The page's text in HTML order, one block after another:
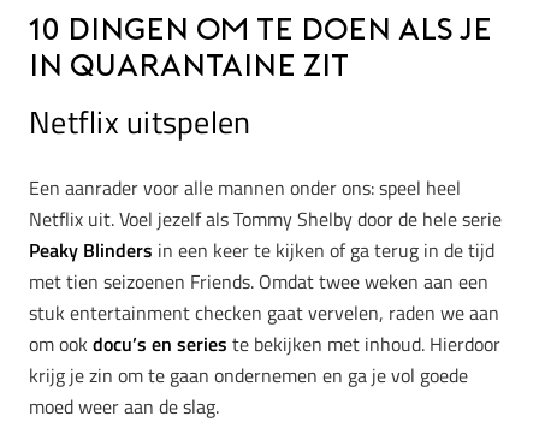
10 dingen om te doen als je
in quarantaine zit
Netflix uitspelen
Een aanrader voor alle mannen onder ons: speel heel
Netflix uit. Voel jezelf als Tommy Shelby door de hele serie
Peaky Blinders in een keer te kijken of ga terug in de tijd
met tien seizoenen Friends. Omdat twee weken aan een
stuk entertainment checken gaat vervelen, raden we aan
om ook docu’s en series te bekijken met inhoud. Hierdoor
krijg je zin om te gaan ondernemen en ga je vol goede
moed weer aan de slag.